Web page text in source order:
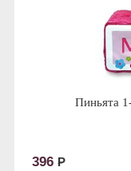
Пиньята
396 Р